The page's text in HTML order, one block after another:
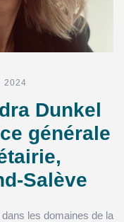
2024
Dunkel
générale
Salève
les domaines de la